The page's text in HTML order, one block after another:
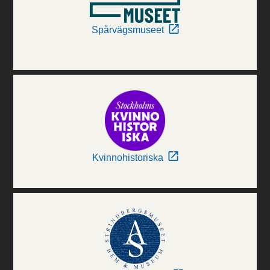
Spårvägsmuseet
Kvinnohistoriska